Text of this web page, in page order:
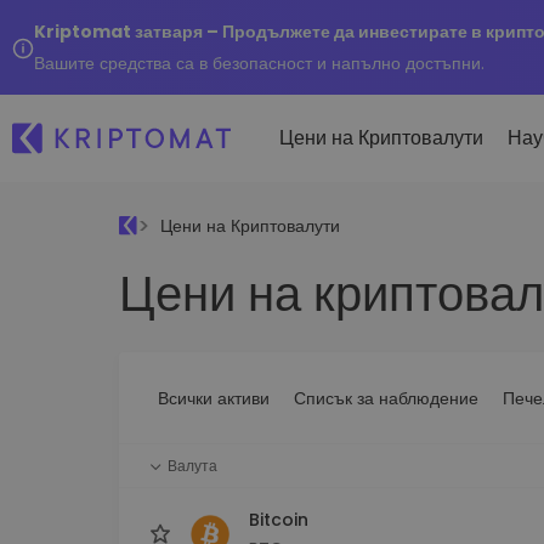
Kriptomat затваря – Продължете да инвестирате в
Вашите средства са в безопасност и напълно достъпни.
Цени на Криптовалути
Всички цени
Над 300+ криптовалути
инвестиране
Купуване и
криптовалута
Над 1 000 опции за
Цени на Криптовалути
Цени на
Всички активи Списък за наблюдение
Валута
Bitcoin